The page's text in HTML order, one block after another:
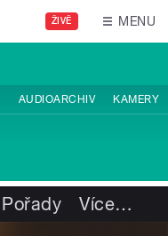
ŽIVĚ MENU
AUDIOARCHIV KAMERY
Pořady Více…